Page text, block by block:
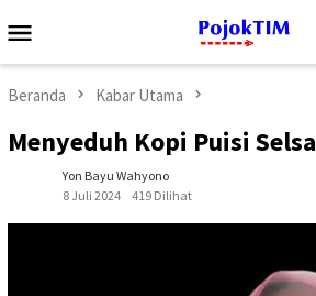
ke
Mobile
Beranda Kabar Utama
Menyeduh Kopi Puisi Selsa
Yon Bayu Wahyono
8 Juli 2024
419 Dilihat